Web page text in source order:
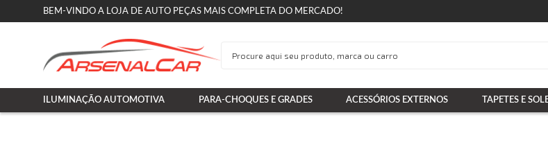
BEM-VINDO A LOJA DE AUTO PEÇAS MAIS COMPLETA DO MERCADO!
ILUMINAÇÃO AUTOMOTIVA PARA-CHOQUES E GRADES ACESSÓRIOS EXTERNOS TAPETES E